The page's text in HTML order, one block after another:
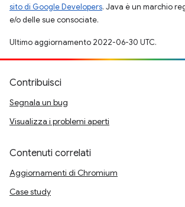
sito di Google Developers. Java è un marchio
e/o delle sue consociate.
Ultimo aggiornamento 2022-06-30 UTC.
Contribuisci
Segnala un bug
Visualizza i problemi aperti
Contenuti correlati
Aggiornamenti di Chromium
Case study